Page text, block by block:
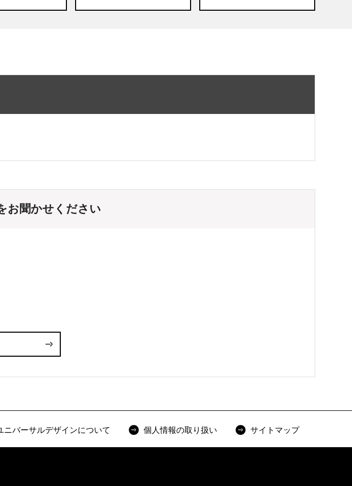
お聞かせください
ニバーサルデザインについて 個人情報の取り扱い サイトマップ